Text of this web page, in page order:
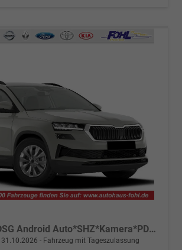
Selection 1.5 TSI DSG Android Auto*SHZ*Kamera*PDC v/h*Klimaauto*SUNSET*LED
31.10.2026 Fahrzeug mit Tageszulassung